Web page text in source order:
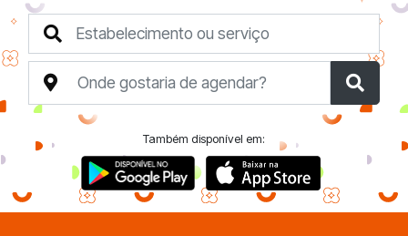
Também disponível em: